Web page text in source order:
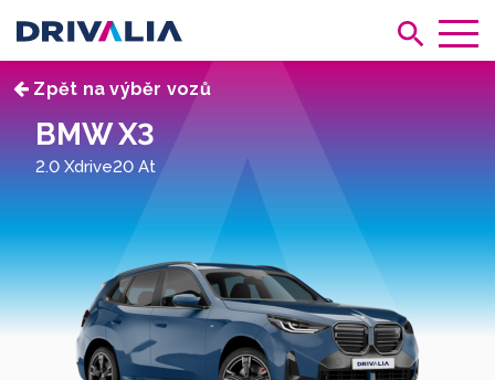
Zpět na výběr vozů
BMW X3
2.0 Xdrive20 At